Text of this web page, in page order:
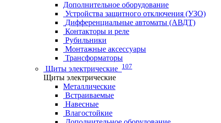
Дополнительное оборудование
Устройства защитного отключения (УЗО)
Дифференциальные автоматы (АВДТ)
Контакторы и реле
Рубильники
Монтажные аксессуары
Трансформаторы
Щиты электрические 107
Щиты электрические
Металлические
Встраиваемые
Навесные
Влагостойкие